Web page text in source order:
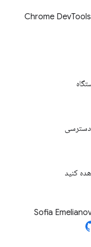
Tools
کنید
Sofia